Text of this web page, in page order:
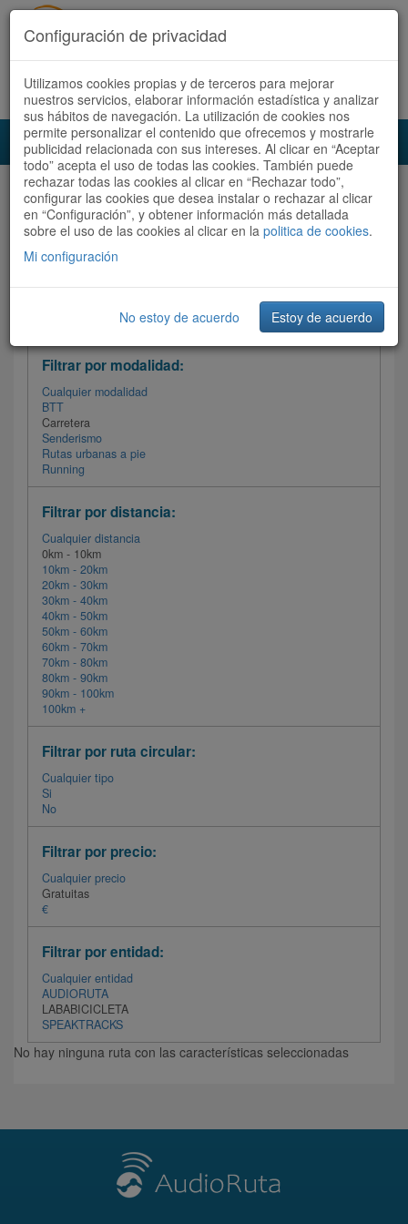
Acceder Registrate ahora Español | Català
Audioruta Todas las rutas
Todas las rutas
Ordenar por: Más recientes /
Filtrar las rutas
Filtrar por modalidad:
Cualquier modalidad
BTT
Carretera
Senderismo
Rutas urbanas a pie
Running
Filtrar por distancia:
Cualquier distancia
0km - 10km
10km - 20km
20km - 30km
30km - 40km
40km - 50km
50km - 60km
60km - 70km
70km - 80km
80km - 90km
90km - 100km
100km +
Filtrar por ruta circular:
Cualquier tipo
Si
No
Filtrar por precio:
Cualquier precio
Gratuitas
€
Filtrar por entidad:
Cualquier entidad
AUDIORUTA
LABABICICLETA
SPEAKTRACKS
No hay ninguna ruta con las características seleccionadas
Configuración de privacidad
Utilizamos cookies propias y de terceros para mejorar
nuestros servicios, elaborar información estadística y analizar
sus hábitos de navegación. La utilización de cookies nos
permite personalizar el contenido que ofrecemos y mostrarle
publicidad relacionada con sus intereses. Al clicar en “Aceptar
todo” acepta el uso de todas las cookies. También puede
rechazar todas las cookies al clicar en “Rechazar todo”,
configurar las cookies que desea instalar o rechazar al clicar
en “Configuración”, y obtener información más detallada
sobre el uso de las cookies al clicar en la politica de cookies.
Mi configuración
No estoy de acuerdo Estoy de acuerdo